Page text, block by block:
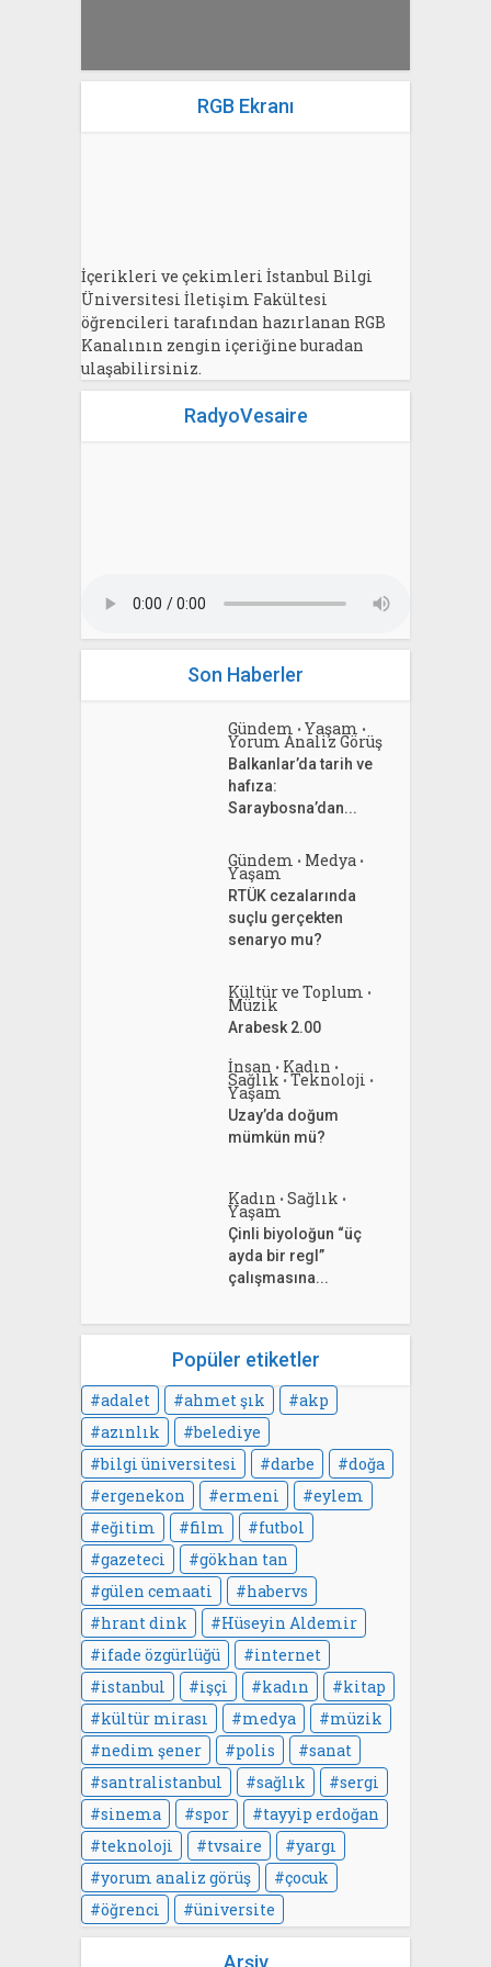
RGB Ekranı
İçerikleri ve çekimleri İstanbul Bilgi
Üniversitesi İletişim Fakültesi
öğrencileri tarafından hazırlanan RGB
Kanalının zengin içeriğine buradan
ulaşabilirsiniz.
RadyoVesaire
Son Haberler
Gündem • Yaşam •
Yorum Analiz Görüş
Balkanlar’da tarih ve
hafıza:
Saraybosna’dan...
Gündem • Medya •
Yaşam
RTÜK cezalarında
suçlu gerçekten
senaryo mu?
Kültür ve Toplum •
Müzik
Arabesk 2.00
İnsan • Kadın •
Sağlık • Teknoloji •
Yaşam
Uzay’da doğum
mümkün mü?
Kadın • Sağlık •
Yaşam
Çinli biyoloğun “üç
ayda bir regl”
çalışmasına...
Popüler etiketler
adalet ahmet şık
akp
azınlık
belediye
bilgi üniversitesi
darbe
doğa
ergenekon
ermeni
eylem
eğitim
film
futbol
gazeteci
gökhan tan
gülen cemaati
habervs
hrant dink
Hüseyin Aldemir
ifade özgürlüğü
internet
istanbul
işçi kadın
kitap
kültür mirası
medya
müzik
nedim şener
polis
sanat
santralistanbul
sağlık
sergi
sinema
spor
tayyip erdoğan
teknoloji
tvsaire
yargı
yorum analiz görüş
çocuk
öğrenci
üniversite
Arşiv